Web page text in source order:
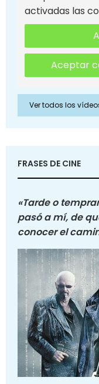
activadas las
Aceptar
Ver todos los
FRASES DE CINE
«Tarde o
pasó a mí, de
conocer el